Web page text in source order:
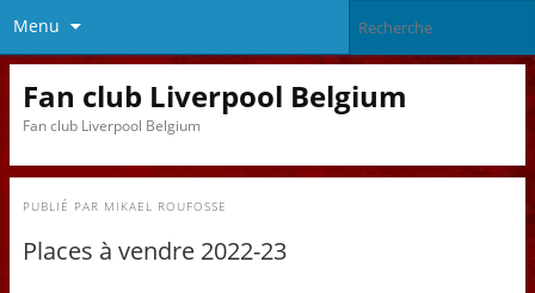
Menu
Fan club Liverpool Belgium
Fan club Liverpool Belgium
PUBLIÉ PAR MIKAEL ROUFOSSE
Places à vendre 2022-23